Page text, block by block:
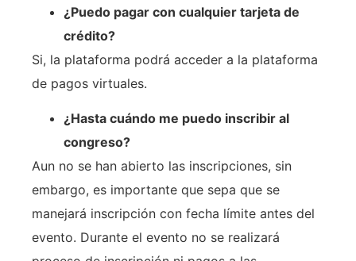
¿Puedo pagar con cualquier tarjeta de
crédito?
Si, la plataforma podrá acceder a la plataforma
de pagos virtuales.
¿Hasta cuándo me puedo inscribir al
congreso?
Aun no se han abierto las inscripciones, sin
embargo, es importante que sepa que se
manejará inscripción con fecha límite antes del
evento. Durante el evento no se realizará